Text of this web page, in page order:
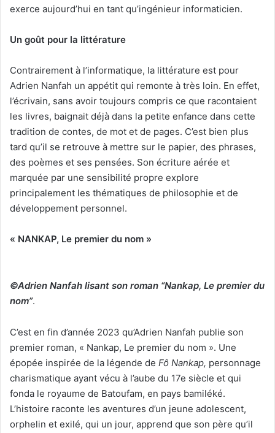
exerce aujourd’hui en tant qu’ingénieur informaticien.
Un goût pour la littérature
Contrairement à l’informatique, la littérature est pour
Adrien Nanfah un appétit qui remonte à très loin. En effet,
l’écrivain, sans avoir toujours compris ce que racontaient
les livres, baignait déjà dans la petite enfance dans cette
tradition de contes, de mot et de pages. C’est bien plus
tard qu’il se retrouve à mettre sur le papier, des phrases,
des poèmes et ses pensées. Son écriture aérée et
marquée par une sensibilité propre explore
principalement les thématiques de philosophie et de
développement personnel.
« NANKAP, Le premier du nom »
©Adrien Nanfah lisant son roman “Nankap, Le premier du
nom”.
C’est en fin d’année 2023 qu’Adrien Nanfah publie son
premier roman, « Nankap, Le premier du nom ». Une
épopée inspirée de la légende de Fô Nankap, personnage
charismatique ayant vécu à l’aube du 17e siècle et qui
fonda le royaume de Batoufam, en pays bamiléké.
L’histoire raconte les aventures d’un jeune adolescent,
orphelin et exilé, qui un jour, apprend que son père qu’il